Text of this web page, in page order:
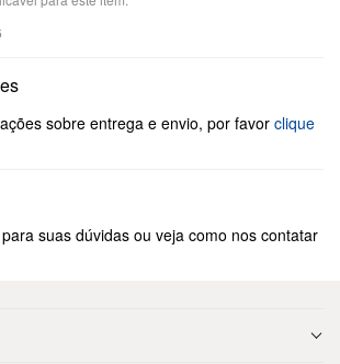
sobre entrega e envio, por favor clique
para suas dúvidas ou veja como nos contatar